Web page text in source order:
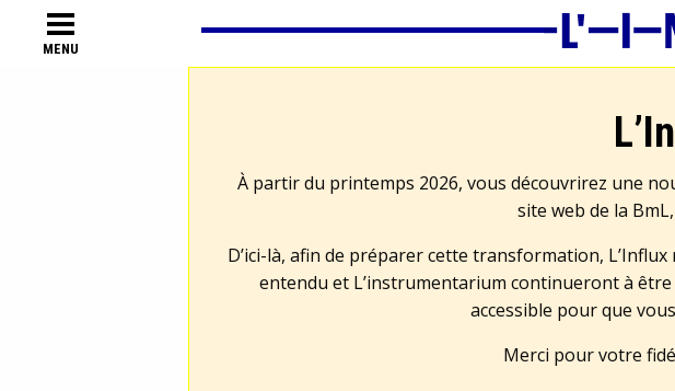
MENU
À partir du printemps 2026, vous découvrirez une
site web de la
D’ici-là, afin de préparer cette transformation,
entendu et L’instrumentarium continueront à
accessible pour que
Merci pour votre